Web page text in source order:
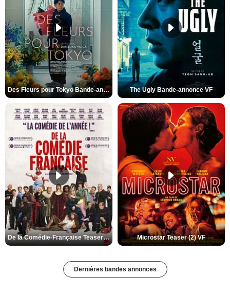
Des Fleurs pour Tokyo Bande-annonce VO STFR The Ugly Bande-annonce VF
De la Comédie-Française Teaser (3) VF Microstar Teaser (2) VF
Dernières bandes annonces